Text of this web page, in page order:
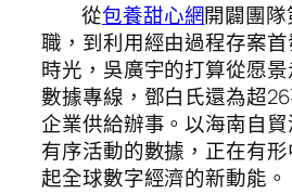
從包養甜心網開闢團
職，到利用經由過程存案
時光，吳廣宇的打算從愿
數據專線，鄧白氏還為超
企業供給辦事。以海南自
有序活動的數據，正在有
起全球數字經濟的新動能。